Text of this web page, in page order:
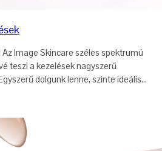
Image Skincare széles spektrumú
teszi a kezelések nagyszerű
dolgunk lenne, szinte ideális...